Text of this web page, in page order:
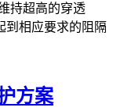
持超高的穿透
到相应要求的阻隔
方案